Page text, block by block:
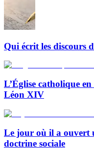
Qui écrit les discours
L’Église catholique
Léon XIV
Le jour où il a ouvert
doctrine sociale